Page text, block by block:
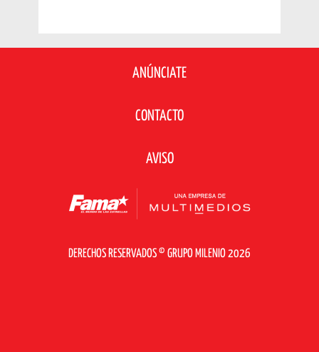
ANÚNCIATE
CONTACTO
AVISO
DERECHOS RESERVADOS © GRUPO MILENIO 2026